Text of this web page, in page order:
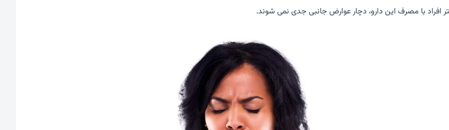
افراد با مصرف این دارو، دچار عوارض جانبی جدی نمی شوند.